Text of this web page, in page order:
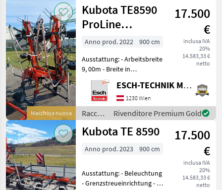
Categoria 4 Paese Filtri
PERCORSO
ATTUALE
Settore
agricolo
Raccolta
Mangimi
Kubota
SCEGLI
CATEGORIA
Kubota
Reimposta
Mostra
12
risultati
Macchina nuova
Kubota TE8590
ProLine
Anbauzettwender
17.500
€
inclusa IVA
20%
14.583,33 €
netto
Anno prod. 2022
900 cm
Ausstattung: - Arbeitsbreite
9, 00m - Breite in
Arbeitsstellung 9, 45m -
Transportbreite 2, 94m -
Transportlänge 2, 16m -
Abstellhöhe 3, 49m -
Gewicht 1.260kg -
ESCH-TECHNIK Maschinenhandels GmbH, Wien
1230 Wien
Raccolta
mangimi
/
Rivenditore Premium Gold
Kubota TE 8590
17.500
€
inclusa IVA
20%
14.583,33 €
netto
Anno prod. 2023 900 cm
Ausstattung: - Beleuchtung
- Grenzstreueinrichtung - 8